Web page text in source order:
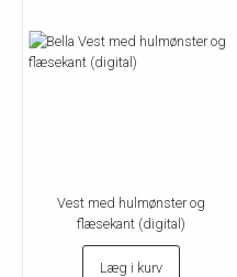
Vest med hulmønster og
flæsekant (digital)
Læg i kurv